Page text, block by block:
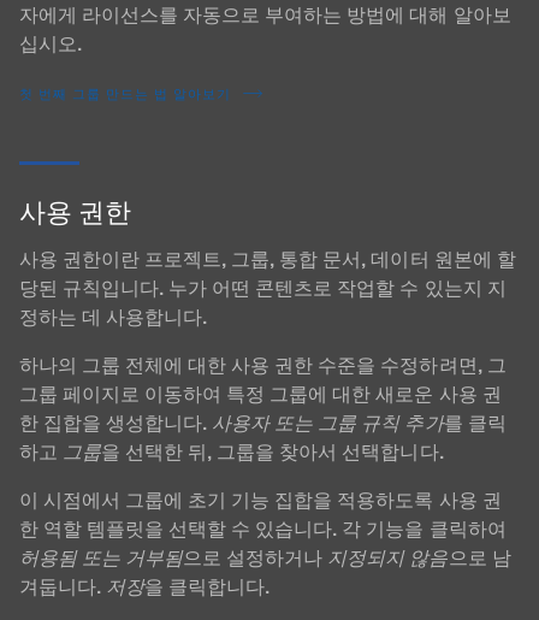
자에게 라이선스를 자동으로 부여하는 방법에 대해 알아보
십시오.
첫 번째 그룹 만드는 법 알아보기
사용 권한
사용 권한이란 프로젝트, 그룹, 통합 문서, 데이터 원본에 할
당된 규칙입니다. 누가 어떤 콘텐츠로 작업할 수 있는지 지
정하는 데 사용합니다.
하나의 그룹 전체에 대한 사용 권한 수준을 수정하려면, 그
그룹 페이지로 이동하여 특정 그룹에 대한 새로운 사용 권
한 집합을 생성합니다. 사용자 또는 그룹 규칙 추가를 클릭
하고 그룹을 선택한 뒤, 그룹을 찾아서 선택합니다.
이 시점에서 그룹에 초기 기능 집합을 적용하도록 사용 권
한 역할 템플릿을 선택할 수 있습니다. 각 기능을 클릭하여
허용됨 또는 거부됨으로 설정하거나 지정되지 않음으로 남
겨둡니다. 저장을 클릭합니다.